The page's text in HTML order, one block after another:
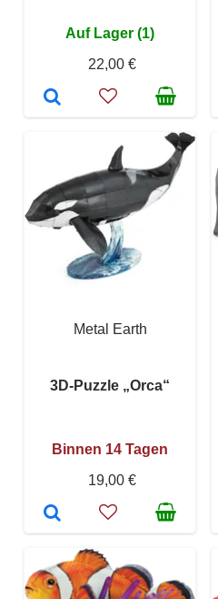
Auf Lager (1)
22,00 €
Metal Earth
3D-Puzzle „Orca“
Binnen 14 Tagen
19,00 €